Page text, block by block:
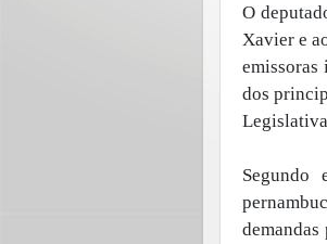
O
Xavier e
emissoras
dos